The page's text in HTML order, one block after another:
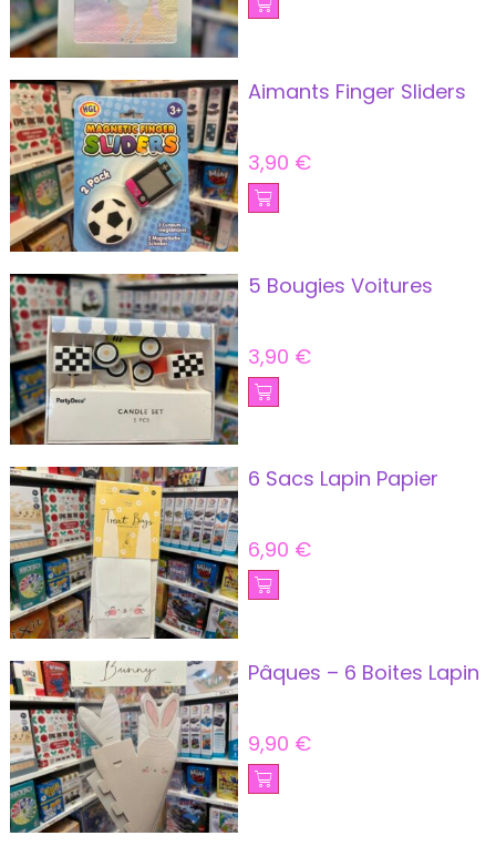
Aimants Finger Sliders
3,90 €
5 Bougies Voitures
3,90 €
6 Sacs Lapin Papier
6,90 €
Pâques – 6 Boites Lapin
9,90 €